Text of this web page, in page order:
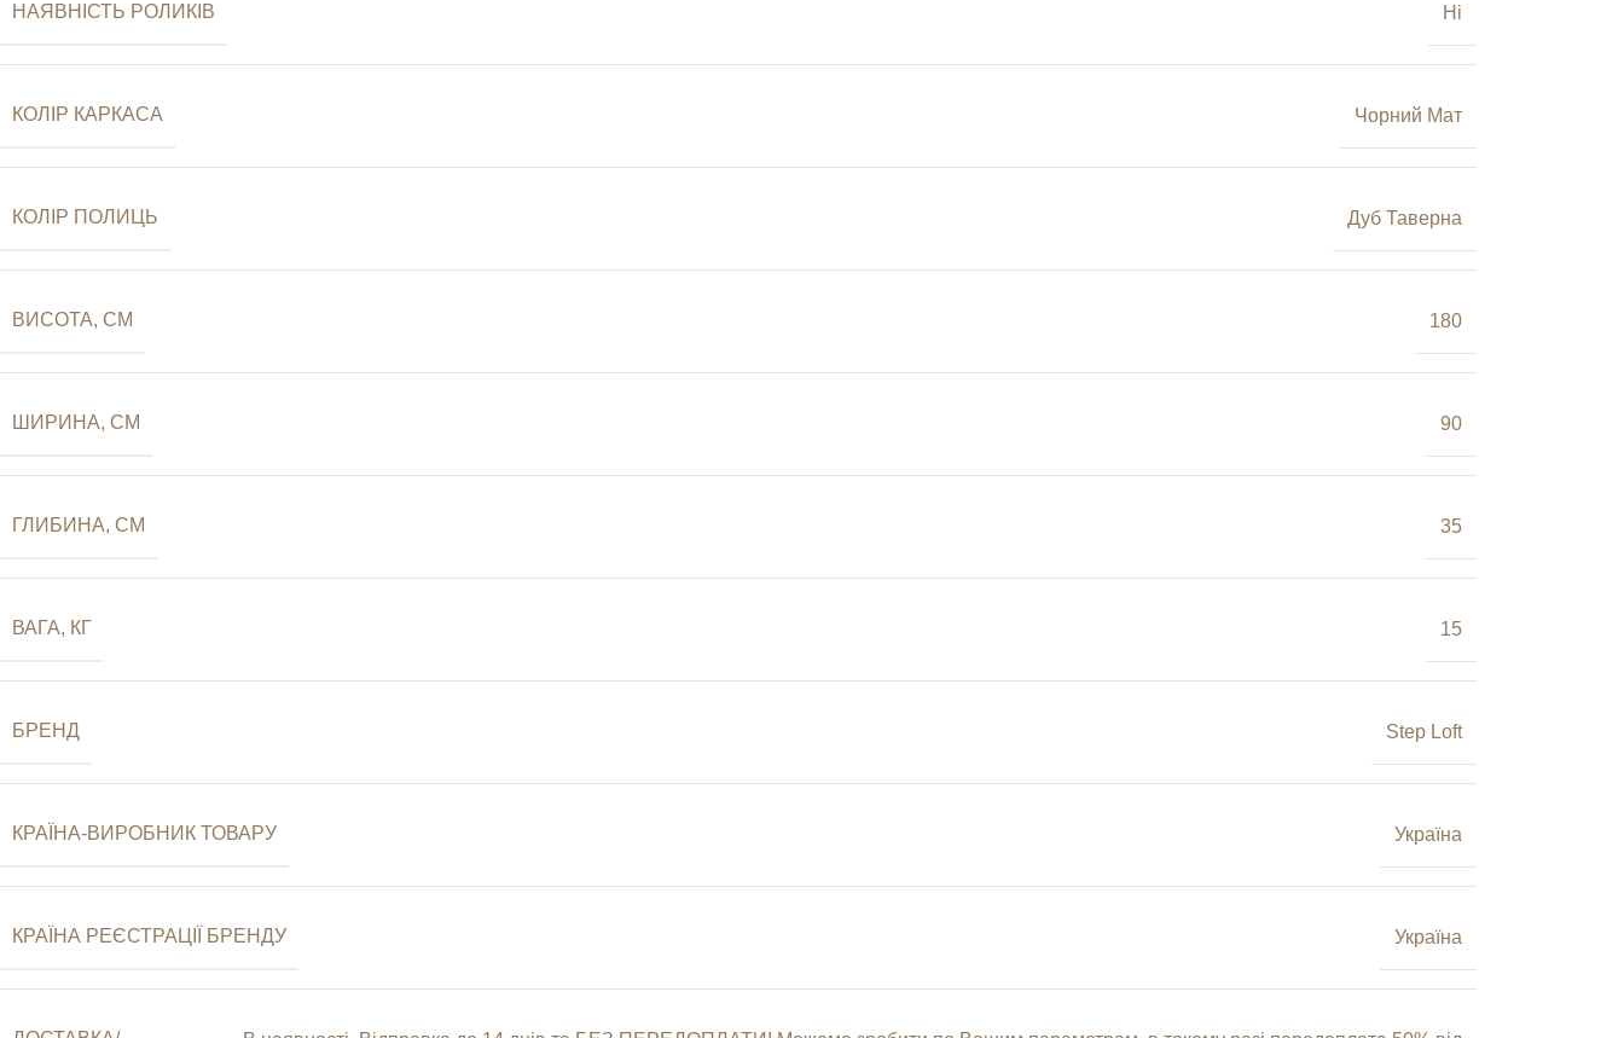
НАЯВНІСТЬ РОЛИКІВ Ні
КОЛІР КАРКАСА Чорний Мат
КОЛІР ПОЛИЦЬ Дуб Таверна
ВИСОТА, СМ 180
ШИРИНА, СМ 90
ГЛИБИНА, СМ 35
ВАГА, КГ 15
БРЕНД Step Loft
КРАЇНА-ВИРОБНИК ТОВАРУ Україна
КРАЇНА РЕЄСТРАЦІЇ БРЕНДУ Україна